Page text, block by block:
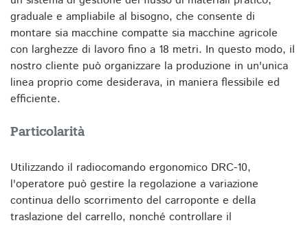
graduale e ampliabile al bisogno, che consente di
montare sia macchine compatte sia macchine agricole
con larghezze di lavoro fino a 18 metri. In questo modo, il
nostro cliente può organizzare la produzione in un'unica
linea proprio come desiderava, in maniera flessibile ed
efficiente.
Particolarità
Utilizzando il radiocomando ergonomico DRC-10,
l'operatore può gestire la regolazione a variazione
continua dello scorrimento del carroponte e della
traslazione del carrello, nonché controllare il